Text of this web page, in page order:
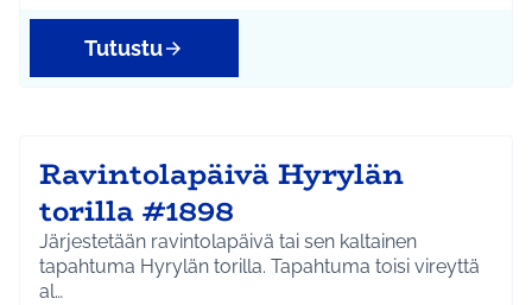
Tutustu
Ravintolapäivä Hyrylän
torilla #1898
Järjestetään ravintolapäivä tai sen kaltainen
tapahtuma Hyrylän torilla. Tapahtuma toisi vireyttä
al…